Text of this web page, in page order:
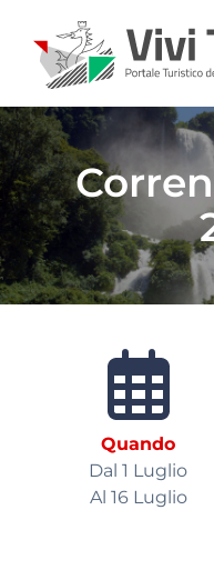
Quando
Dal 1 Luglio
Al 16 Luglio